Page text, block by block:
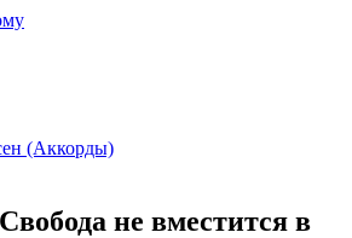
(Аккорды)
Свобода не вместится в